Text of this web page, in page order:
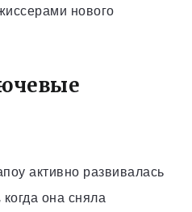
нового
активно развивалась
она сняла